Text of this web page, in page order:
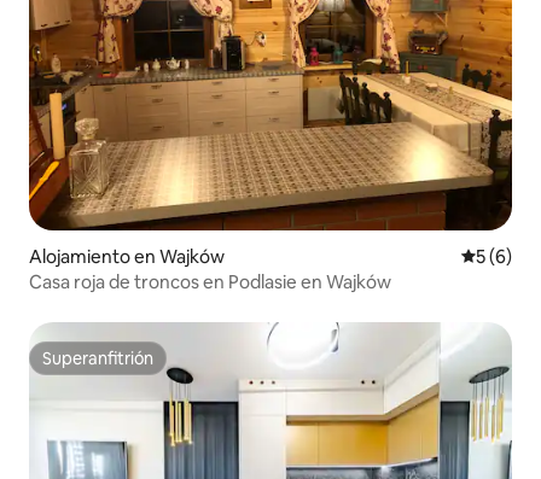
Alojamiento en Wajków
5 (6)
Casa roja de troncos en Podlasie en Wajków
Superanfitrión
Superanfitrión